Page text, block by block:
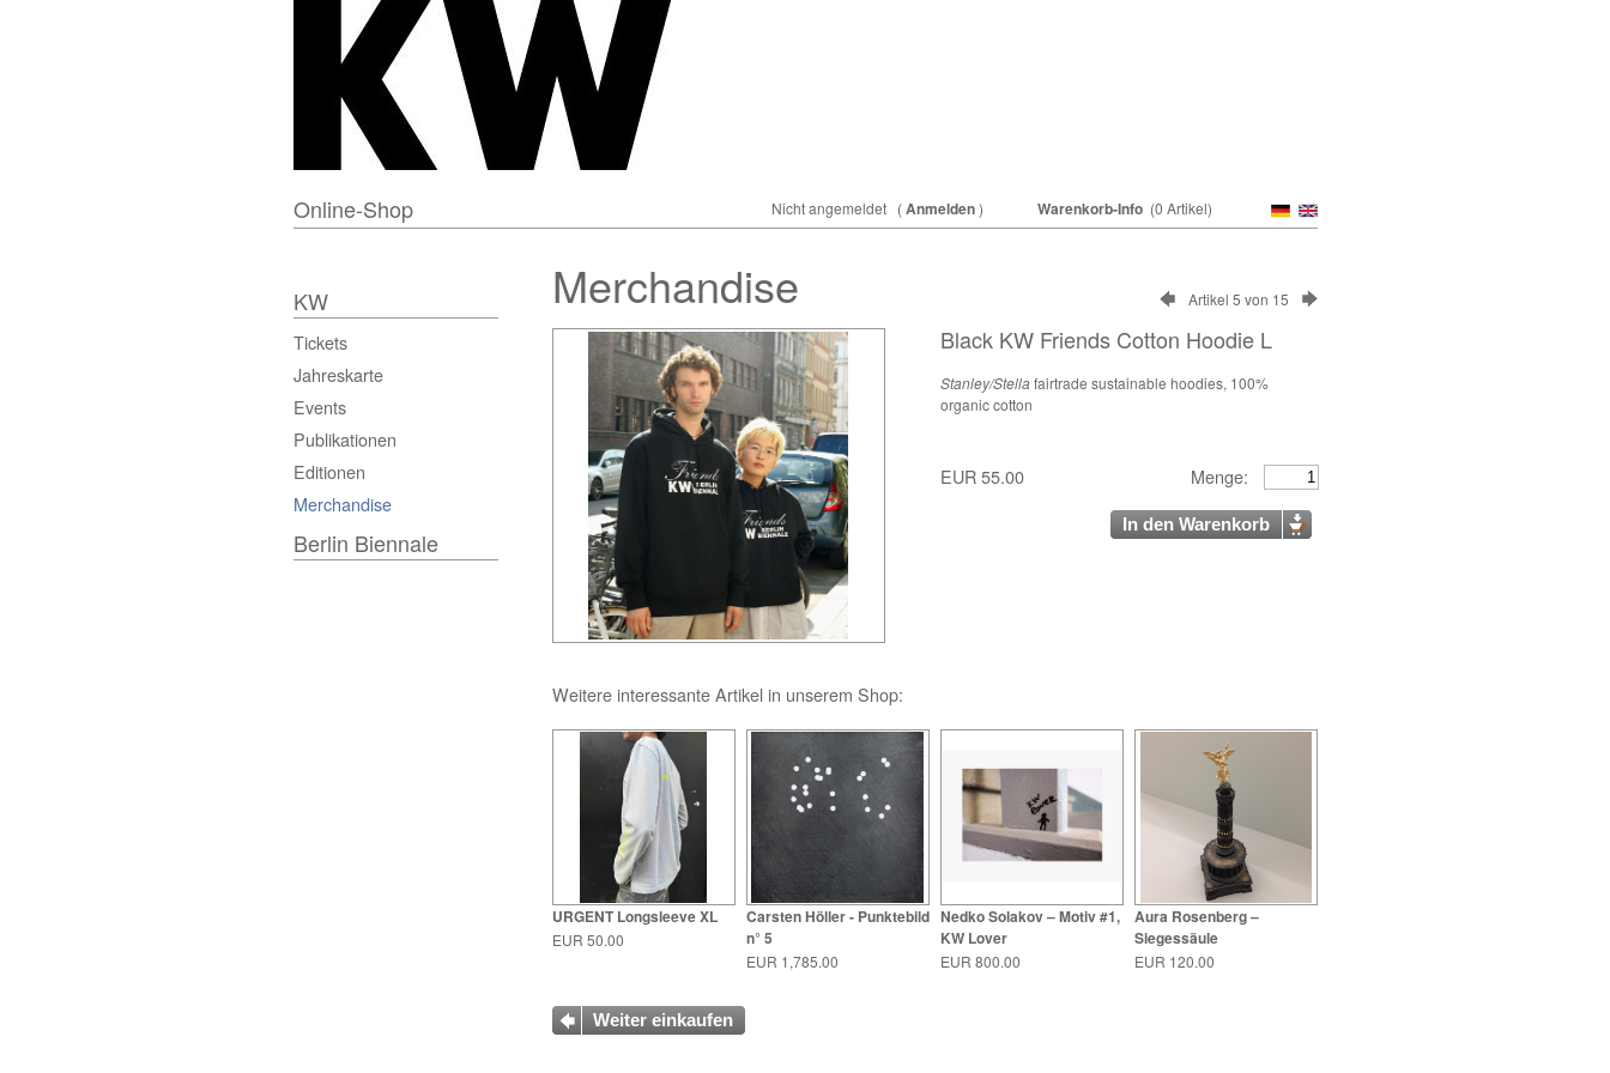
Online-Shop Warenkorb-Info (0 Artikel)
Nicht angemeldet (Anmelden)
KW
Tickets
Jahreskarte
Events
Publikationen
Editionen
Merchandise
Berlin Biennale
Merchandise Artikel 5 von 15
Black KW Friends Cotton Hoodie L
Stanley/Stellafairtrade sustainable hoodies, 100%
organic cotton
EUR 55.00 Menge:
In den Warenkorb
Weitere interessante Artikel in unserem Shop:
URGENT Longsleeve XL
EUR 50.00
Carsten Höller - Punktebild
n° 5
EUR 1,785.00
Nedko Solakov – Motiv #1,
KW Lover
EUR 800.00
Aura Rosenberg –
Siegessäule
EUR 120.00
Weiter einkaufen